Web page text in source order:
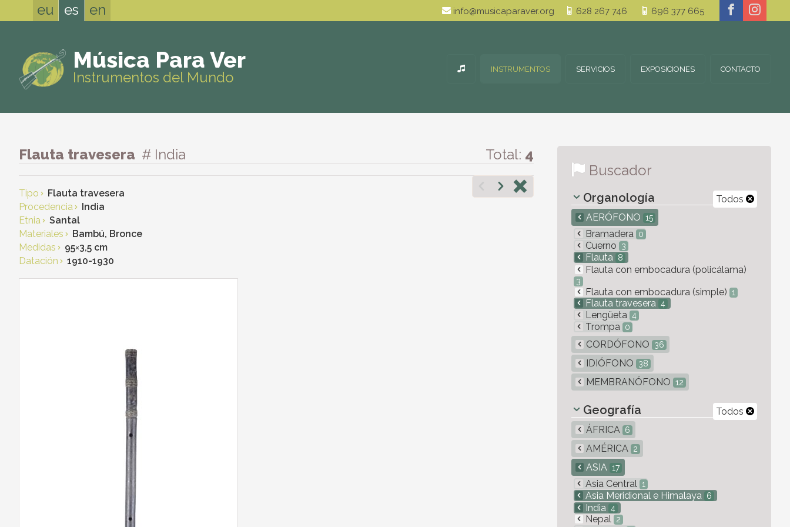
eu es en info@musicaparaver.org 628 267 746 696 377 665
Música Para Ver
Instrumentos del Mundo INSTRUMENTOS SERVICIOS EXPOSICIONES CONTACTO
Flauta travesera # India Total: 4
Tipo
Flauta travesera
Procedencia
India
Etnia
Santal
Materiales
Bambú, Bronce
Medidas
95×3,5 cm
Datación
1910-1930
Buscador
Todos
Organología
AERÓFONO 15
Bramadera 0
Cuerno 3
Flauta 8
Flauta con embocadura (policálama)
3
Flauta con embocadura (simple) 1
Flauta travesera 4
Lengüeta 4
Trompa 0
CORDÓFONO 36
IDIÓFONO 38
MEMBRANÓFONO 12
Todos
Geografía
ÁFRICA 6
AMÉRICA 2
ASIA 17
Asia Central 1
Asia Meridional e Himalaya 6
India 4
Nepal 2